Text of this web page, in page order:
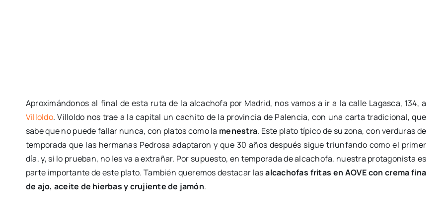
Aproximándonos al final de esta ruta de la alcachofa por Madrid, nos vamos a ir a la calle Lagasca, 134, a
Villoldo. Villoldo nos trae a la capital un cachito de la provincia de Palencia, con una carta tradicional, que
sabe que no puede fallar nunca, con platos como la menestra. Este plato típico de su zona, con verduras de
temporada que las hermanas Pedrosa adaptaron y que 30 años después sigue triunfando como el primer
día, y, si lo prueban, no les va a extrañar. Por supuesto, en temporada de alcachofa, nuestra protagonista es
parte importante de este plato. También queremos destacar lasalcachofas fritas en AOVE con crema fina
de ajo, aceite de hierbas y crujiente de jamón.